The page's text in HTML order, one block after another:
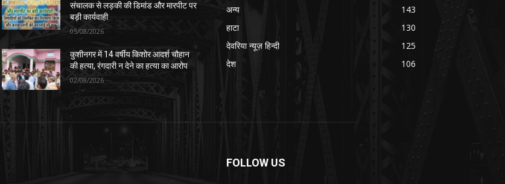
संचालक से लड़की की डिमांड और मारपीट पर
बड़ी कार्यवाही
05/08/2026
कुशीनगर में 14 वर्षीय किशोर आदर्श चौहान
की हत्या, रंगदारी न देने का हत्या का आरोप
02/08/2026
अन्य
143
हाटा
130
देवरिया न्यूज़ हिन्दी
125
देश
106
FOLLOW US